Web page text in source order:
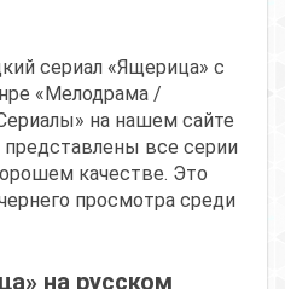
сериал «Ящерица» с
«Мелодрама /
на нашем сайте
представлены все серии
качестве. Это
просмотра среди
на русском